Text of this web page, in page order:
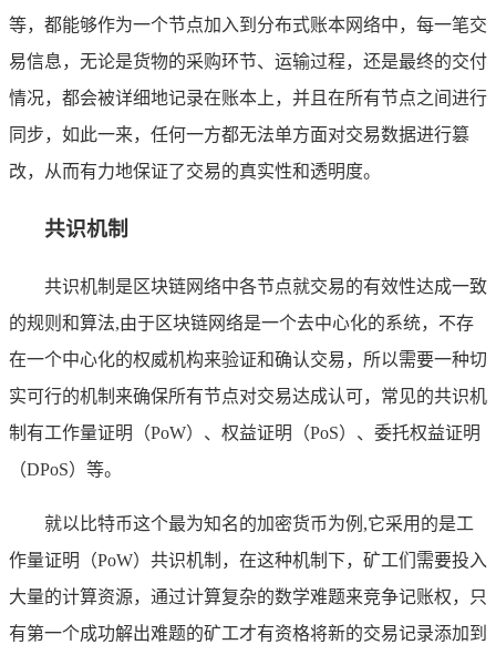
等，都能够作为一个节点加入到分布式账本网络中，每一笔交
易信息，无论是货物的采购环节、运输过程，还是最终的交付
情况，都会被详细地记录在账本上，并且在所有节点之间进行
同步，如此一来，任何一方都无法单方面对交易数据进行篡
改，从而有力地保证了交易的真实性和透明度。
共识机制
共识机制是区块链网络中各节点就交易的有效性达成一致
的规则和算法,由于区块链网络是一个去中心化的系统，不存
在一个中心化的权威机构来验证和确认交易，所以需要一种切
实可行的机制来确保所有节点对交易达成认可，常见的共识机
制有工作量证明（PoW）、权益证明（PoS）、委托权益证明
（DPoS）等。
就以比特币这个最为知名的加密货币为例,它采用的是工
作量证明（PoW）共识机制，在这种机制下，矿工们需要投入
大量的计算资源，通过计算复杂的数学难题来竞争记账权，只
有第一个成功解出难题的矿工才有资格将新的交易记录添加到